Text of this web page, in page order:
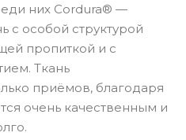
них Cordura® —
с особой структурой
пропиткой и с
Ткань
приёмов, благодаря
очень качественным и